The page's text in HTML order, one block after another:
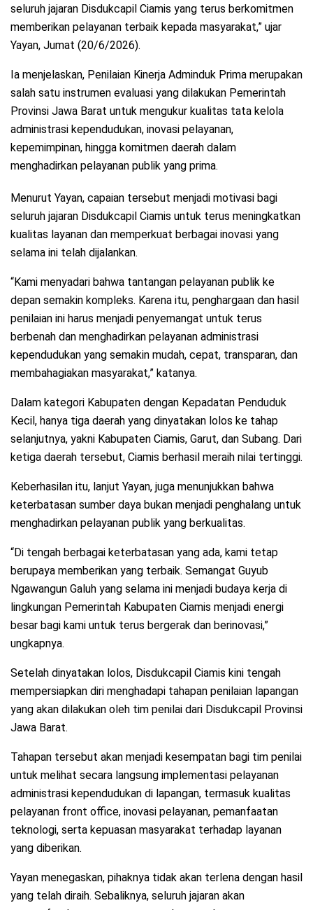
seluruh jajaran Disdukcapil Ciamis yang terus berkomitmen
memberikan pelayanan terbaik kepada masyarakat,” ujar
Yayan, Jumat (20/6/2026).
Ia menjelaskan, Penilaian Kinerja Adminduk Prima merupakan
salah satu instrumen evaluasi yang dilakukan Pemerintah
Provinsi Jawa Barat untuk mengukur kualitas tata kelola
administrasi kependudukan, inovasi pelayanan,
kepemimpinan, hingga komitmen daerah dalam
menghadirkan pelayanan publik yang prima.
Menurut Yayan, capaian tersebut menjadi motivasi bagi
seluruh jajaran Disdukcapil Ciamis untuk terus meningkatkan
kualitas layanan dan memperkuat berbagai inovasi yang
selama ini telah dijalankan.
“Kami menyadari bahwa tantangan pelayanan publik ke
depan semakin kompleks. Karena itu, penghargaan dan hasil
penilaian ini harus menjadi penyemangat untuk terus
berbenah dan menghadirkan pelayanan administrasi
kependudukan yang semakin mudah, cepat, transparan, dan
membahagiakan masyarakat,” katanya.
Dalam kategori Kabupaten dengan Kepadatan Penduduk
Kecil, hanya tiga daerah yang dinyatakan lolos ke tahap
selanjutnya, yakni Kabupaten Ciamis, Garut, dan Subang. Dari
ketiga daerah tersebut, Ciamis berhasil meraih nilai tertinggi.
Keberhasilan itu, lanjut Yayan, juga menunjukkan bahwa
keterbatasan sumber daya bukan menjadi penghalang untuk
menghadirkan pelayanan publik yang berkualitas.
“Di tengah berbagai keterbatasan yang ada, kami tetap
berupaya memberikan yang terbaik. Semangat Guyub
Ngawangun Galuh yang selama ini menjadi budaya kerja di
lingkungan Pemerintah Kabupaten Ciamis menjadi energi
besar bagi kami untuk terus bergerak dan berinovasi,”
ungkapnya.
Setelah dinyatakan lolos, Disdukcapil Ciamis kini tengah
mempersiapkan diri menghadapi tahapan penilaian lapangan
yang akan dilakukan oleh tim penilai dari Disdukcapil Provinsi
Jawa Barat.
Tahapan tersebut akan menjadi kesempatan bagi tim penilai
untuk melihat secara langsung implementasi pelayanan
administrasi kependudukan di lapangan, termasuk kualitas
pelayanan front office, inovasi pelayanan, pemanfaatan
teknologi, serta kepuasan masyarakat terhadap layanan
yang diberikan.
Yayan menegaskan, pihaknya tidak akan terlena dengan hasil
yang telah diraih. Sebaliknya, seluruh jajaran akan